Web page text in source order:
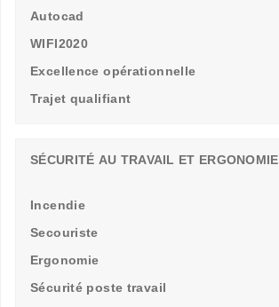
Autocad
WIFI2020
Excellence opérationnelle
Trajet qualifiant
SÉCURITÉ AU TRAVAIL ET ERGONOMIE
Incendie
Secouriste
Ergonomie
Sécurité poste travail